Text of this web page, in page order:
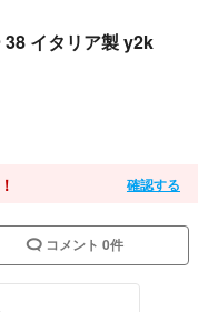
イタリア製 y2k
確認する
コメント 0件